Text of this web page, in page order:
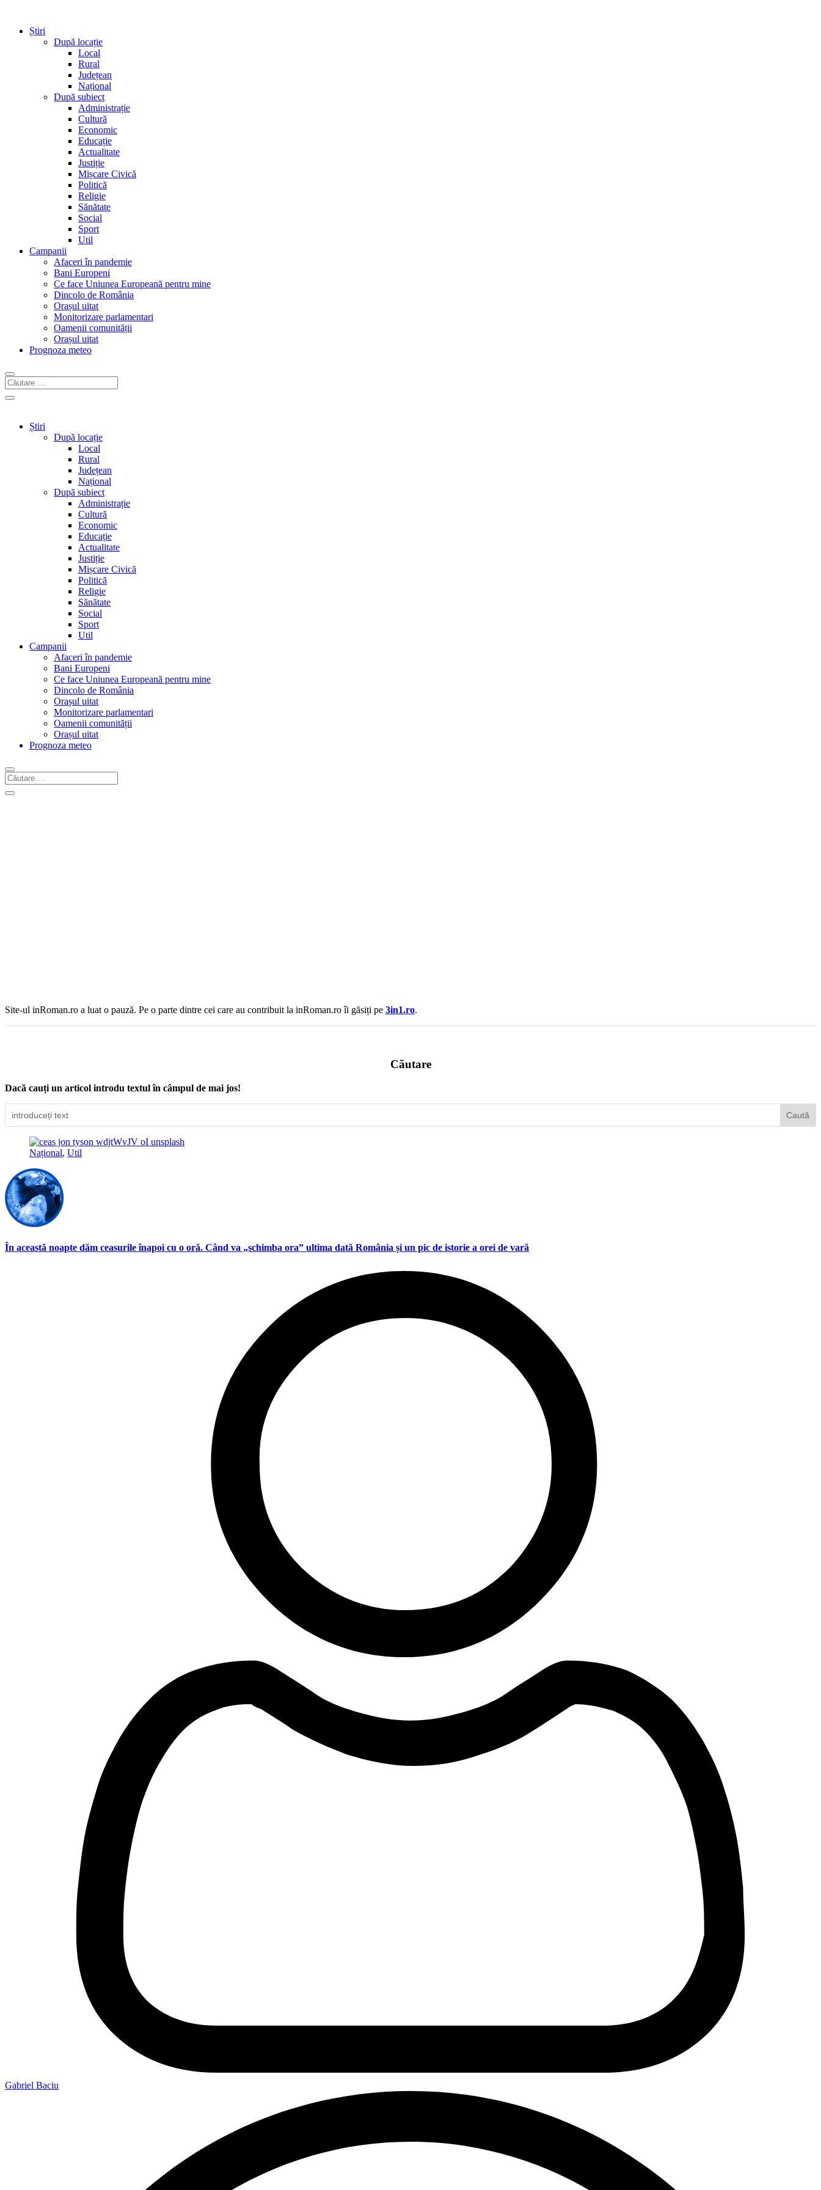
Știri
După locație
Local
Rural
Județean
Național
După subiect
Administrație
Cultură
Economic
Educație
Actualitate
Justiție
Mișcare Civică
Politică
Religie
Sănătate
Social
Sport
Util
Campanii
Afaceri în pandemie
Bani Europeni
Ce face Uniunea Europeană pentru mine
Dincolo de România
Orașul uitat
Monitorizare parlamentari
Oamenii comunității
Orașul uitat
Prognoza meteo
Știri
După locație
Local
Rural
Județean
Național
După subiect
Administrație
Cultură
Economic
Educație
Actualitate
Justiție
Mișcare Civică
Politică
Religie
Sănătate
Social
Sport
Util
Campanii
Afaceri în pandemie
Bani Europeni
Ce face Uniunea Europeană pentru mine
Dincolo de România
Orașul uitat
Monitorizare parlamentari
Oamenii comunității
Orașul uitat
Prognoza meteo
Site-ul inRoman.ro a luat o pauză. Pe o parte dintre cei care au contribuit la inRoman.ro îi găsiți pe 3in1.ro.
Căutare
Dacă cauți un articol introdu textul în câmpul de mai jos!
Național, Util
În această noapte dăm ceasurile înapoi cu o oră. Când va „schimba ora” ultima dată România și un pic de istorie a orei de vară
Gabriel Baciu